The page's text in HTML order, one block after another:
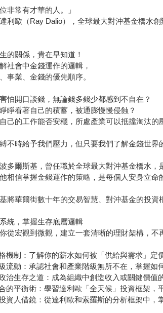
非常有才華的人。」
歐（Ray Dalio），全球最大對沖基金橋水創
的關係，貴在早知道！
社會中金錢運作的邏輯，
事業、金錢的優先順序。
怕開口談錢，無論錢多錢少都感到不自在？
睜看著自己的積蓄，被通膨慢慢侵蝕？
己的工作能否安穩，所處產業可以抵擋淘汰的
不時給予我們壓力，但只要我們了解金錢世界
多爾斯基，曾任職於全球最大對沖基金橋水
相信掌握金錢運作的策略，是每個人安身立命
將華爾街數十年的交易智慧、對沖基金的投
統，掌握生存底層邏輯
從宏觀到微觀，建立一套清晰的理財架構，不
機制：了解你的薪水如何被「供給與需求」定
流動：承認社會和產業階級無所不在，掌握如
治生存之道：成為組織中創造收入或關鍵價值
的平衡術：學習達利歐「全天候」投資框架，
資人借鏡：從達利歐和索羅斯的分析框架中，